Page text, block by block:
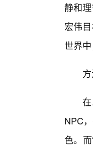
静和
宏伟
世界
NPC
色。